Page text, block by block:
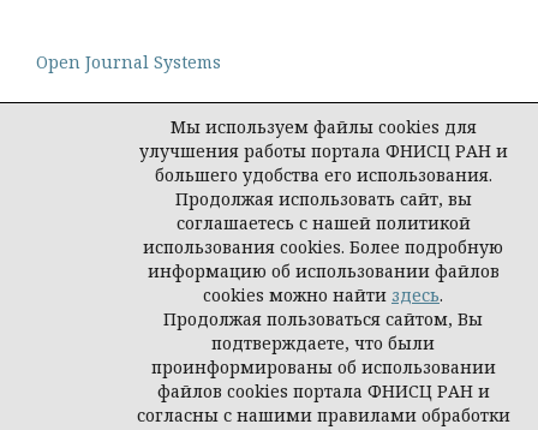
Open Journal Systems
Политика конфиденциальности персональных
© Социологическая наука и социальная практика,
Мы используем файлы cookies для
улучшения работы портала ФНИСЦ РАН и
большего удобства его использования.
Продолжая использовать сайт, вы
соглашаетесь с нашей политикой
использования cookies. Более подробную
информацию об использовании файлов
cookies можно найти здесь.
Продолжая пользоваться сайтом, Вы
подтверждаете, что были
проинформированы об использовании
файлов cookies портала ФНИСЦ РАН и
согласны с нашими правилами обработки